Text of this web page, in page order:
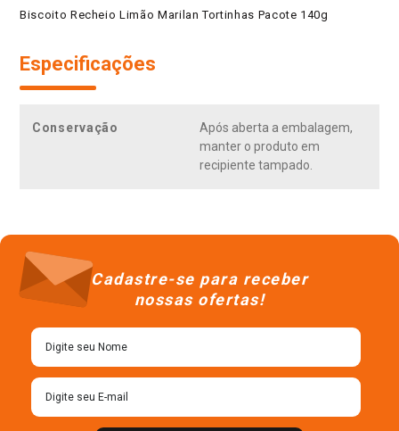
Biscoito Recheio Limão Marilan Tortinhas Pacote 140g
Especificações
Conservação
Após aberta a embalagem,
manter o produto em
recipiente tampado.
Cadastre-se para receber
nossas ofertas!